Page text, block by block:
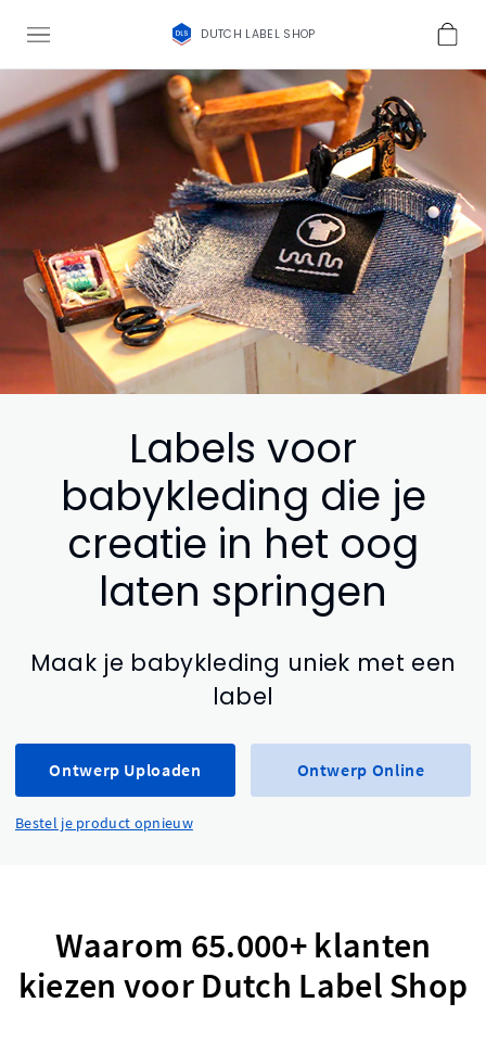
DUTCH LABEL SHOP
Labels voor
babykleding die je
creatie in het oog
laten springen
Maak je babykleding uniek met een
label
Ontwerp Uploaden Ontwerp Online
Bestel je product opnieuw
Waarom 65.000+ klanten
kiezen voor Dutch Label Shop